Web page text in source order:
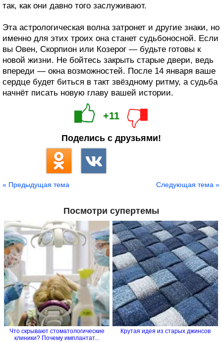
так, как они давно того заслуживают.
Эта астрологическая волна затронет и другие знаки, но
именно для этих троих она станет судьбоносной. Если
вы Овен, Скорпион или Козерог — будьте готовы к
новой жизни. Не бойтесь закрыть старые двери, ведь
впереди — окна возможностей. После 14 января ваше
сердце будет биться в такт звёздному ритму, а судьба
начнёт писать новую главу вашей истории.
+11
Поделись с друзьями!
« Предыдущая тема Следующая тема »
Посмотри супертемы
Что скрывают стоматологические
клиники? Почему имплантат...
Крутая идея из старых джинсов